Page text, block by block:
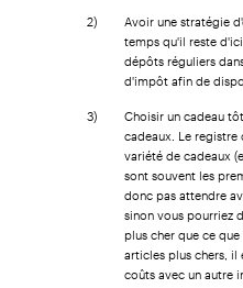
2)
Avoir une stratégie
temps qu'il reste
dépôts réguliers
d'impôt afin de
3)
Choisir un cadeau
cadeaux. Le
variété de cadeaux
sont souvent les
donc pas attendre
sinon vous pourriez
plus cher que ce
articles plus chers,
coûts avec un autre